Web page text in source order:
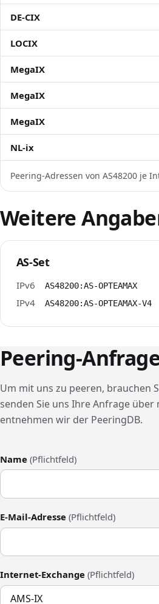
Peering-Adressen von AS48200 je
DE-CIX
LOCIX
MegaIX
MegaIX
MegaIX
NL-ix
Weitere
AS-Set
IPv6 AS48200:AS-OPTEAMAX
IPv4 AS48200:AS-OPTEAMAX-V4
Peering-
Um mit uns zu peeren, brauchen
senden Sie uns Ihre Anfrage
entnehmen wir der PeeringDB.
Name (Pflichtfeld)
E-Mail-Adresse (Pflichtfeld)
Internet-Exchange (Pflichtfeld)